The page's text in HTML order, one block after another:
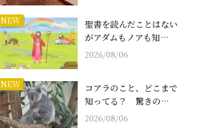
NEW
聖書を読んだことはない
がアダムもノアも知…
2026/08/06
NEW
コアラのこと、どこまで
知ってる？ 驚きの…
2026/08/06